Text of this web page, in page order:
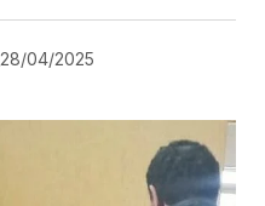
28/04/2025